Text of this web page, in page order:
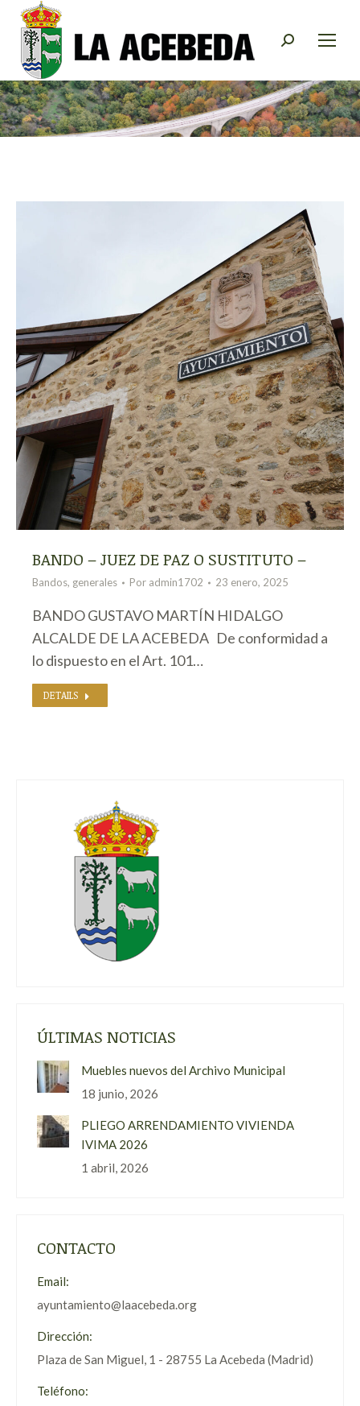
Buscar:
BANDO – JUEZ DE PAZ O SUSTITUTO –
Bandos, generales Por admin1702 23 enero, 2025
BANDO GUSTAVO MARTÍN HIDALGO
ALCALDE DE LA ACEBEDA De conformidad a
lo dispuesto en el Art. 101…
DETAILS
ÚLTIMAS NOTICIAS
Muebles nuevos del Archivo Municipal
18 junio, 2026
PLIEGO ARRENDAMIENTO VIVIENDA
IVIMA 2026
1 abril, 2026
CONTACTO
Email:
ayuntamiento@laacebeda.org
Dirección:
Plaza de San Miguel, 1 - 28755 La Acebeda (Madrid)
Teléfono: